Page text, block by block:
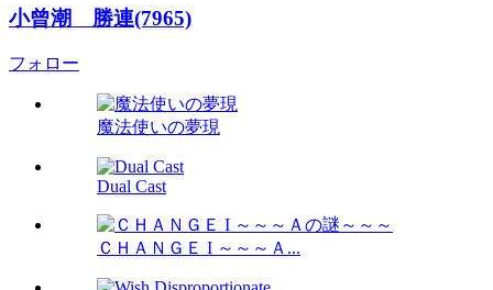
小曾潮 勝連(7965)
フォロー
魔法使いの夢現
Dual Cast
ＣＨＡＮＧＥ I ～～～Ａ...